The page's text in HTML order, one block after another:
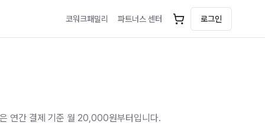
코워크패밀리 파트너스 센터 로그인
연간 결제 기준 월 20,000원부터입니다.